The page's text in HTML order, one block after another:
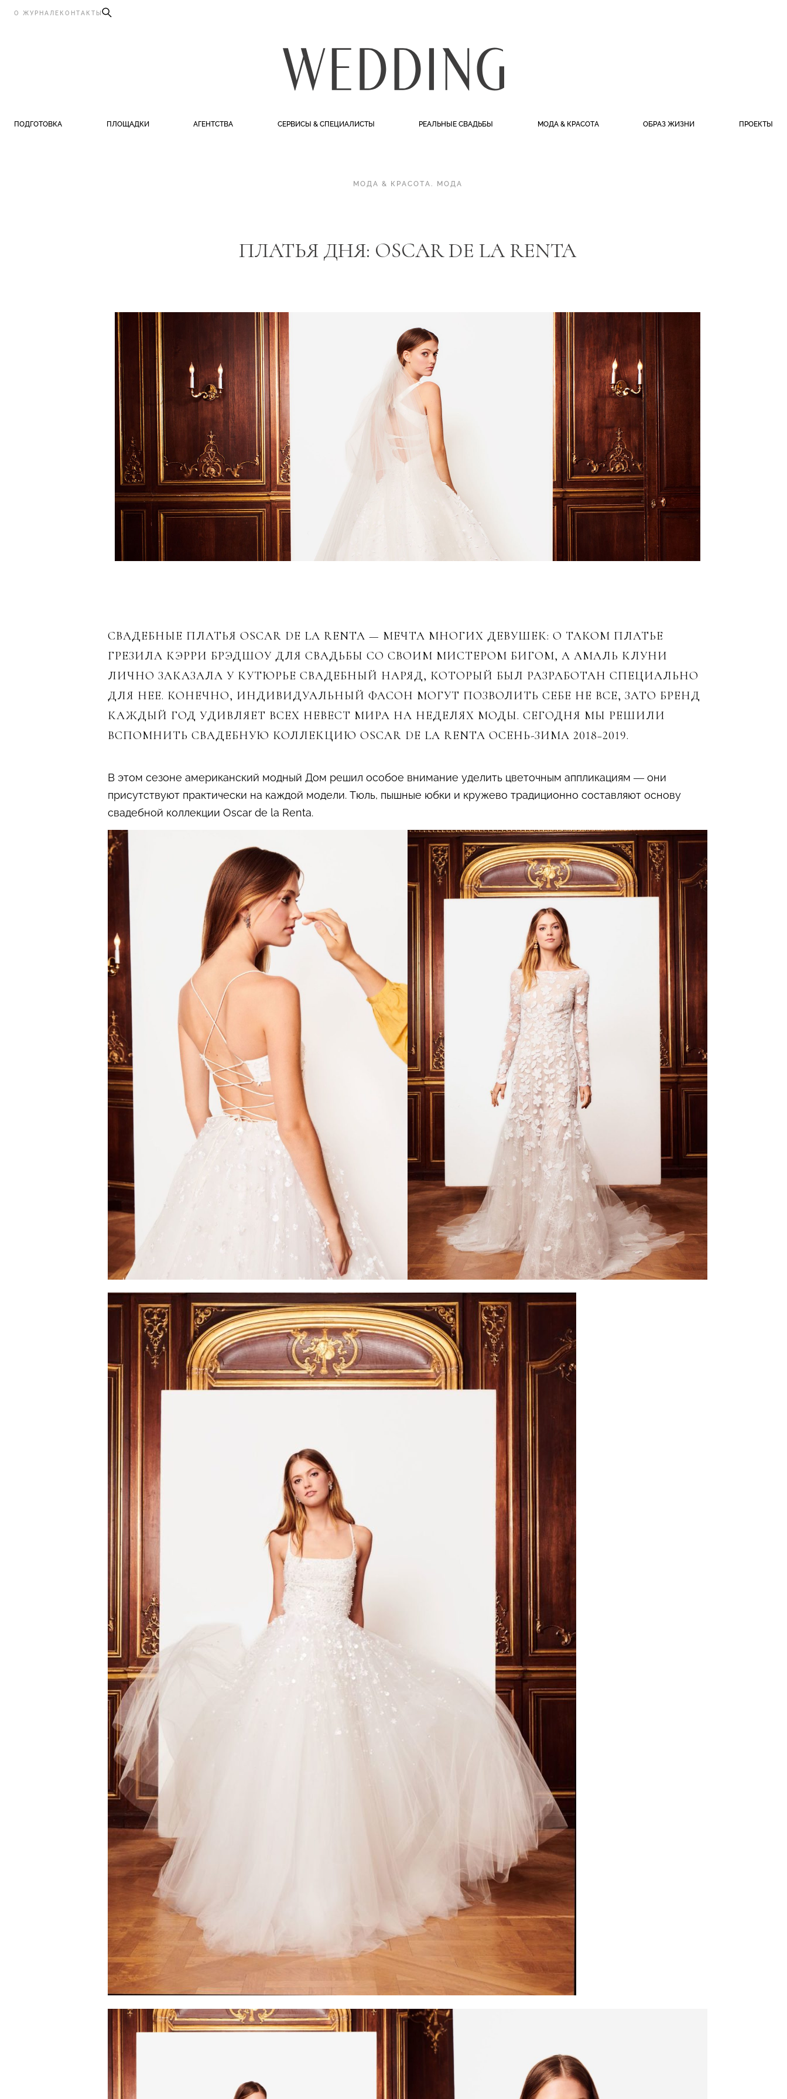
О ЖУРНАЛЕ КОНТАКТЫ
ПОДГОТОВКА ПЛОЩАДКИ АГЕНТСТВА СЕРВИСЫ & СПЕЦИАЛИСТЫ РЕАЛЬНЫЕ СВАДЬБЫ МОДА & КРАСОТА ОБРАЗ ЖИЗНИ ПРОЕКТЫ
МОДА & КРАСОТА. МОДА
ПЛАТЬЯ ДНЯ: OSCAR DE LA RENTA
СВАДЕБНЫЕ ПЛАТЬЯ OSCAR DE LA RENTA — МЕЧТА МНОГИХ ДЕВУШЕК: О ТАКОМ ПЛАТЬЕ
ГРЕЗИЛА КЭРРИ БРЭДШОУ ДЛЯ СВАДЬБЫ СО СВОИМ МИСТЕРОМ БИГОМ, А АМАЛЬ КЛУНИ
ЛИЧНО ЗАКАЗАЛА У КУТЮРЬЕ СВАДЕБНЫЙ НАРЯД, КОТОРЫЙ БЫЛ РАЗРАБОТАН СПЕЦИАЛЬНО
ДЛЯ НЕЕ. КОНЕЧНО, ИНДИВИДУАЛЬНЫЙ ФАСОН МОГУТ ПОЗВОЛИТЬ СЕБЕ НЕ ВСЕ, ЗАТО БРЕНД
КАЖДЫЙ ГОД УДИВЛЯЕТ ВСЕХ НЕВЕСТ МИРА НА НЕДЕЛЯХ МОДЫ. СЕГОДНЯ МЫ РЕШИЛИ
ВСПОМНИТЬ СВАДЕБНУЮ КОЛЛЕКЦИЮ OSCAR DE LA RENTA ОСЕНЬ-ЗИМА 2018−2019.
В этом сезоне американский модный Дом решил особое внимание уделить цветочным аппликациям — они
присутствуют практически на каждой модели. Тюль, пышные юбки и кружево традиционно составляют основу
свадебной коллекции Oscar de la Renta.